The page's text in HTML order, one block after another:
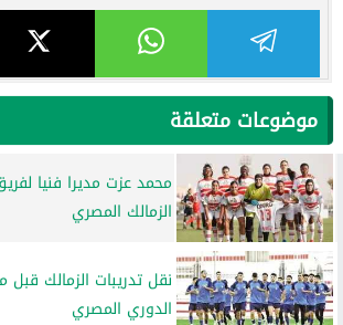
موضوعات متعلقة
محمد عزت مديرا فنيا
الزمالك المصري
نقل تدريبات الزمالك
الدوري المصري